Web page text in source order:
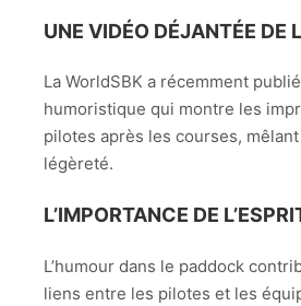
UNE VIDÉO DÉJANTÉE DE
La WorldSBK a récemment
humoristique qui montre les
pilotes après les courses,
légèreté.
L’IMPORTANCE DE
L’humour dans le paddock
liens entre les pilotes et les